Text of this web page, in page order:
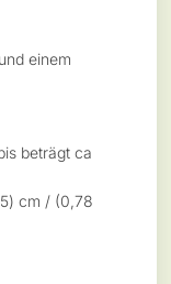
einem
beträgt ca
cm / (0,78